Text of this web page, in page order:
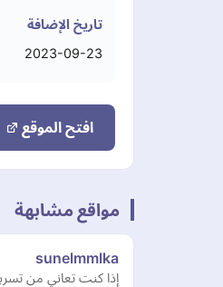
تاريخ الإضافة
2023-09-23
افتح الموقع
مواقع مشابهة
sunelmmlka
إذا كنت تعاني من